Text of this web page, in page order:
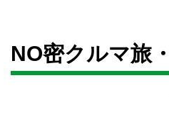
NO密クルマ旅・